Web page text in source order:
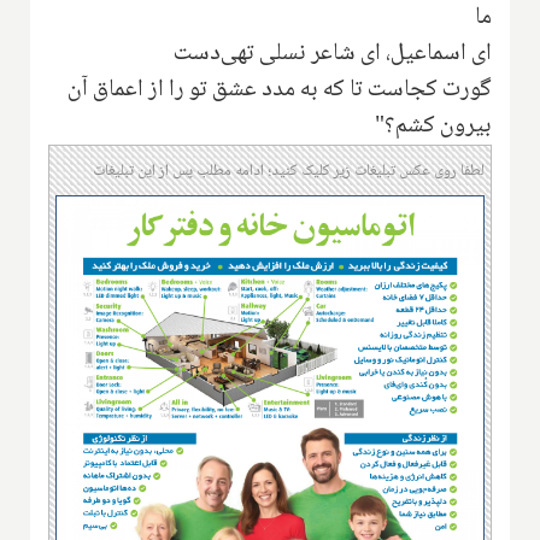
ما
ای اسماعیل، ای شاعر نسلی تهی‌دست
گورت کجاست تا که به مدد عشق تو را از اعماق آن
بیرون کشم؟"
لطفا روی عکس تبلیغات زیر کلیک کنید؛ ادامه مطلب پس از این تبلیغات